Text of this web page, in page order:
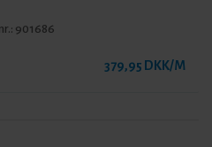
901686
379,95 DKK/M